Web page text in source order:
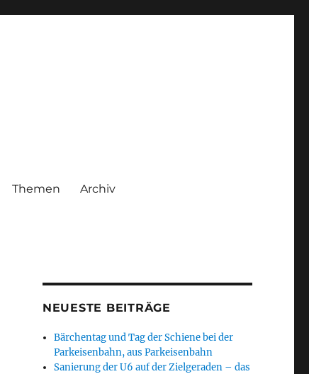
Themen Archiv
NEUESTE BEITRÄGE
Bärchentag und Tag der Schiene bei der
Parkeisenbahn, aus Parkeisenbahn
Sanierung der U6 auf der Zielgeraden – das